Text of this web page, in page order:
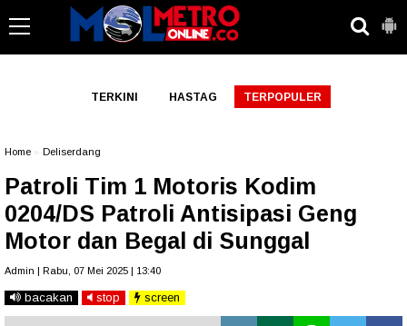
TERKINI HASTAG TERPOPULER
Home Deliserdang
Patroli Tim 1 Motoris Kodim
0204/DS Patroli Antisipasi Geng
Motor dan Begal di Sunggal
Admin | Rabu, 07 Mei 2025 | 13:40
bacakan stop screen